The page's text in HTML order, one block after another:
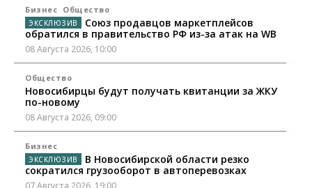
Бизнес Общество
Союз продавцов маркетплейсов
обратился в правительство РФ из-за атак на WB
08 Августа 2026, 10:00
Общество
Новосибирцы будут получать квитанции за ЖКУ
по-новому
08 Августа 2026, 09:00
Бизнес
В Новосибирской области резко
сократился грузооборот в автоперевозках